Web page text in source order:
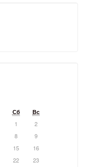
Сб
Вс
1
2
8
9
15
16
22
23